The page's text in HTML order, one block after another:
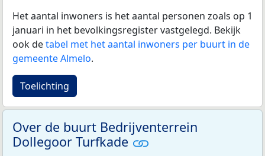
Het aantal inwoners is het aantal personen zoals op 1
januari in het bevolkingsregister vastgelegd. Bekijk
ook detabel met het aantal inwoners per buurt in de
gemeente Almelo.
Toelichting
Over de buurt Bedrijventerrein
Dollegoor Turfkade